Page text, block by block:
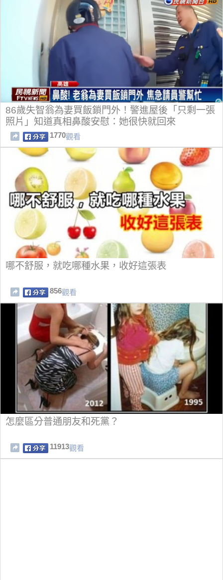
86歲失智翁為妻買飯鎖門外！警進屋後「只剩一張
照片」知道真相鼻酸安慰：她很快就回來
1770觀看
哪不舒服，就吃哪種水果，收好這張表
856觀看
怎麼區分普通朋友和死黨？
11913觀看